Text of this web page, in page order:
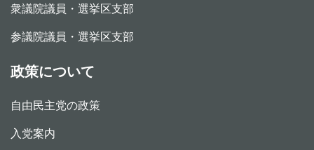
衆議院議員・選挙区支部
参議院議員・選挙区支部
政策について
自由民主党の政策
入党案内